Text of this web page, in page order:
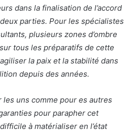
dans la finalisation de l’accord
parties. Pour les spécialistes
plusieurs zones d’ombre
tous les préparatifs de cette
la paix et la stabilité dans
depuis des années.
les uns comme pour es autres
pour parapher cet
à matérialiser en l’état